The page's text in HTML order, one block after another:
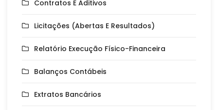
Contratos E Aditivos
Licitações (Abertas E Resultados)
Relatório Execução Físico-Financeira
Balanços Contábeis
Extratos Bancários